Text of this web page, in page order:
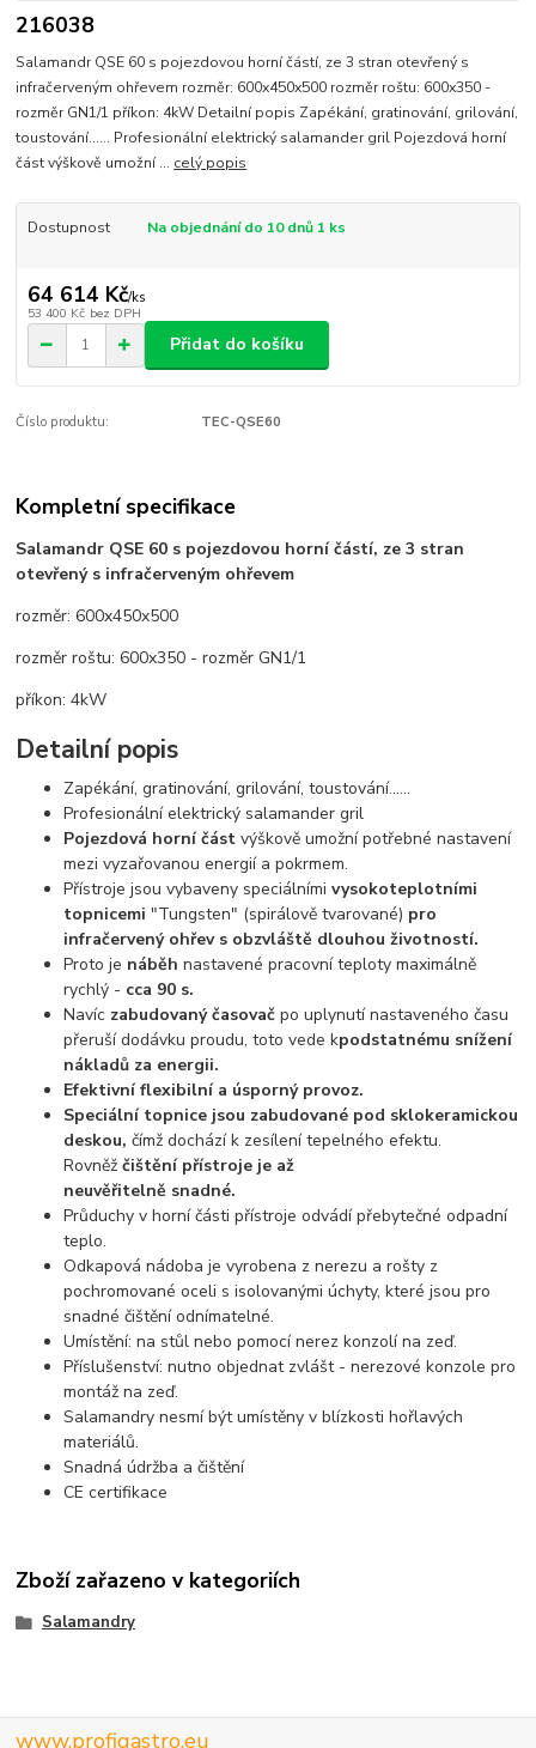
216038
Salamandr QSE 60 s pojezdovou horní částí, ze 3 stran otevřený s
infračerveným ohřevem rozměr: 600x450x500 rozměr roštu: 600x350 -
rozměr GN1/1 příkon: 4kW Detailní popis Zapékání, gratinování, grilování,
toustování...... Profesionální elektrický salamander gril Pojezdová horní
část výškově umožní ... celý popis
Dostupnost Na objednání do 10 dnů 1 ks
64 614 Kč/ks
53 400 Kč bez DPH
Přidat do košíku
Číslo produktu: TEC-QSE60
Kompletní specifikace
Salamandr QSE 60 s pojezdovou horní částí, ze 3 stran
otevřený s infračerveným ohřevem
rozměr: 600x450x500
rozměr roštu: 600x350 - rozměr GN1/1
příkon: 4kW
Detailní popis
Zapékání, gratinování, grilování, toustování......
Profesionální elektrický salamander gril
Pojezdová horní částvýškově umožní potřebné nastavení
mezi vyzařovanou energií a pokrmem.
Přístroje jsou vybaveny speciálnímivysokoteplotními
topnicemi "Tungsten" (spirálově tvarované) pro
infračervený ohřev s obzvláště dlouhou životností.
Proto je náběh nastavené pracovní teploty maximálně
rychlý - cca 90 s.
Navíc zabudovaný časovač po uplynutí nastaveného času
přeruší dodávku proudu, toto vede kpodstatnému snížení
nákladů za energii.
Efektivní flexibilní a úsporný provoz.
Speciální topnice jsou zabudované pod sklokeramickou
deskou, čímž dochází k zesílení tepelného efektu.
Rovněžčištění přístroje je až
neuvěřitelně snadné.
Průduchy v horní části přístroje odvádí přebytečné odpadní
teplo.
Odkapová nádoba je vyrobena z nerezu a rošty z
pochromované oceli s isolovanými úchyty, které jsou pro
snadné čištění odnímatelné.
Umístění: na stůl nebo pomocí nerez konzolí na zeď.
Příslušenství: nutno objednat zvlášt - nerezové konzole pro
montáž na zeď.
Salamandry nesmí být umístěny v blízkosti hořlavých
materiálů.
Snadná údržba a čištění
CE certifikace
Zboží zařazeno v kategoriích
Salamandry
www.profigastro.eu